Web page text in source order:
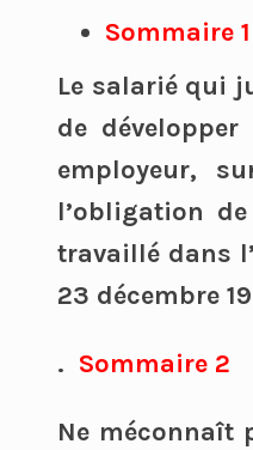
Sommaire 1
Le salarié qui
de
employeur,
l’obligation
travaillé dans
23 décembre
. Sommaire 2
Ne méconnaît